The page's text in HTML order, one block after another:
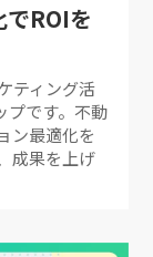
ROIを
ティング活
プです。不動
ン最適化を
成果を上げ